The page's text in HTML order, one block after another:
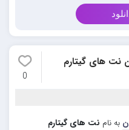
نت های گیتارم
0
به نام نت های گیتارم